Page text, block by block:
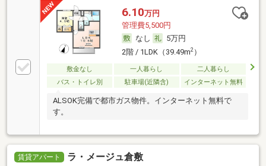
6.10万円
管理費5,500円
なし
5万円
2階 / 1LDK（39.49m2）
敷金なし 一人暮らし
二人暮らし
バス・トイレ別
駐車場(近隣含) インターネット無料
ALSOK完備で都市ガス物件。インターネット無料で
す。
賃貸アパート ラ・メージュ倉敷